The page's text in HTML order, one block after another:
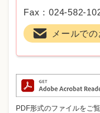
Fax：024-582-
メールで
PDF形式のファイルをご